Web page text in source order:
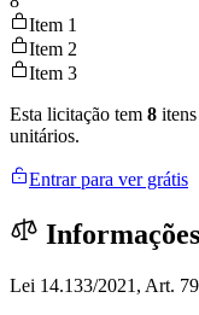
Item 1
Item 2
Item 3
Esta licitação tem 8
unitários.
Entrar para ver grátis
Lei 14.133/2021, Art.